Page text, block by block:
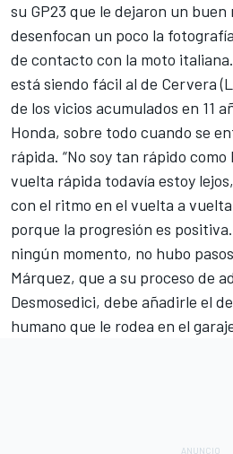
su GP23 que le dejaron un
desenfocan un poco la
de contacto con la moto
está siendo fácil al de Cervera
de los vicios acumulados en 11
Honda, sobre todo cuando se
rápida. “No soy tan rápido
vuelta rápida todavía estoy
con el ritmo en el vuelta a
porque la progresión es
ningún momento, no hubo
Márquez, que a su proceso de
Desmosedici, debe añadirle el
humano que le rodea en el